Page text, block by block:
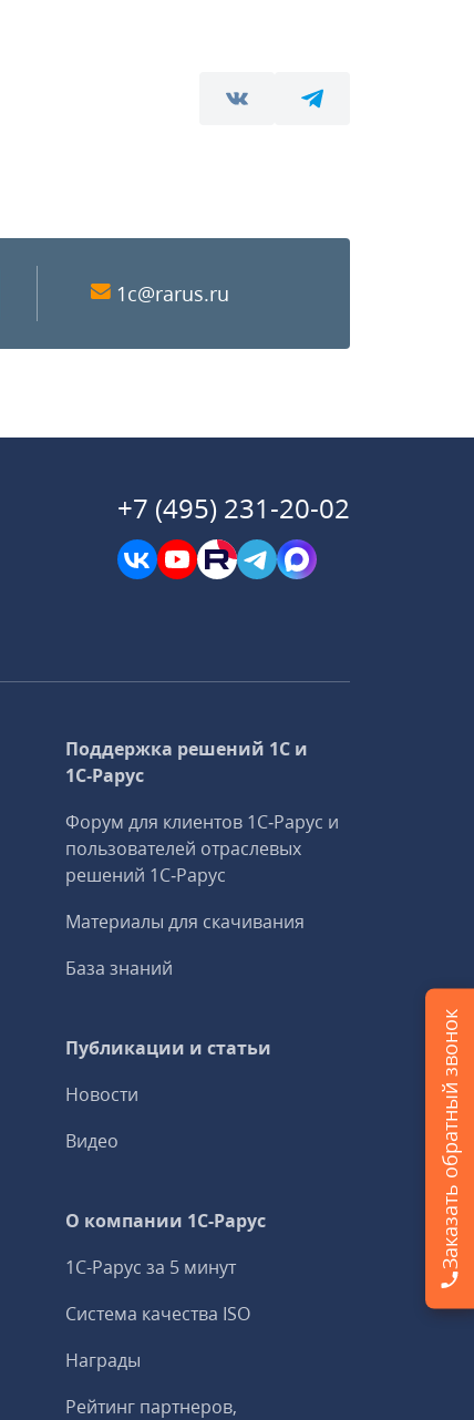
1c@rarus.ru
+7 (495) 231-20-02
Поддержка решений 1С и
1С‑Рарус
Форум для клиентов 1С‑Рарус и
пользователей отраслевых
решений 1С‑Рарус
Материалы для скачивания
База знаний
Публикации и статьи
Новости
Видео
О компании 1C-Рарус
1С-Рарус за 5 минут
Система качества ISO
Награды
Рейтинг партнеров,
Заказать обратный звонок